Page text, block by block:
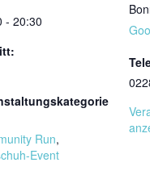
- 20:30
Run,
Event